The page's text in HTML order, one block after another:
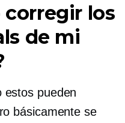
corregir los
de mi
estos pueden
básicamente se